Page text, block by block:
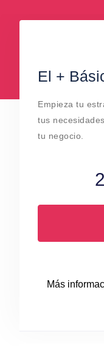
El +
Empieza tu
tus
tu negocio.
Más